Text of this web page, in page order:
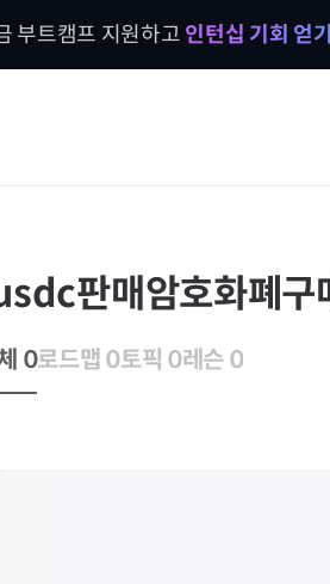
부트캠프 지원하고 인턴십 기회 얻기
판매암호화폐구
0로드맵 0토픽 0레슨 0